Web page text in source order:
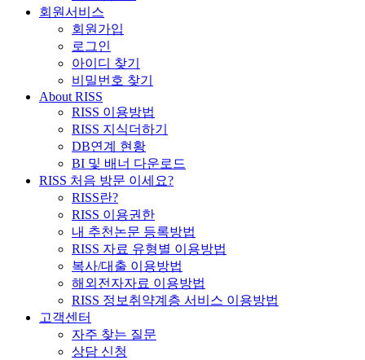
회원서비스
회원가입
로그인
아이디 찾기
비밀번호 찾기
About RISS
RISS 이용방법
RISS 지식더하기
DB연계 현황
BI 및 배너 다운로드
RISS 처음 방문 이세요?
RISS란?
RISS 이용권한
내 추천논문 등록방법
RISS 자료 유형별 이용방법
복사/대출 이용방법
해외전자자료 이용방법
RISS 정보취약계층 서비스 이용방법
고객센터
자주 찾는 질문
상담 신청